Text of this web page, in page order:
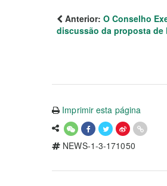
Anterior: O Conselho
discussão da proposta de
Imprimir esta página
NEWS-1-3-171050